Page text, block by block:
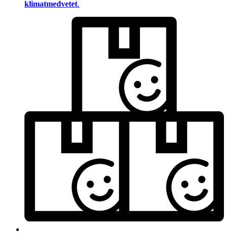
klimatmedvetet.